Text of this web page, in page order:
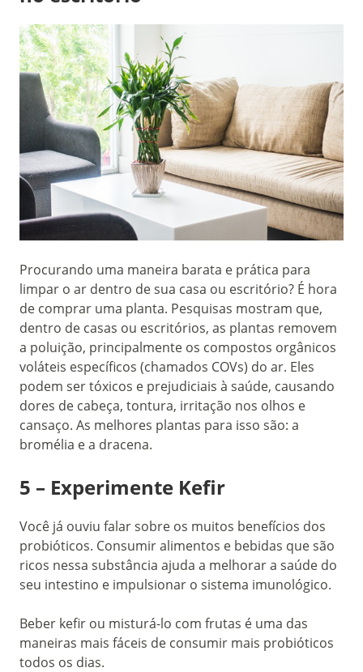
Procurando uma maneira barata e prática para
limpar o ar dentro de sua casa ou escritório? É hora
de comprar uma planta. Pesquisas mostram que,
dentro de casas ou escritórios, as plantas removem
a poluição, principalmente os compostos orgânicos
voláteis específicos (chamados COVs) do ar. Eles
podem ser tóxicos e prejudiciais à saúde, causando
dores de cabeça, tontura, irritação nos olhos e
cansaço. As melhores plantas para isso são: a
bromélia e a dracena.
5 – Experimente Kefir
Você já ouviu falar sobre os muitos benefícios dos
probióticos. Consumir alimentos e bebidas que são
ricos nessa substância ajuda a melhorar a saúde do
seu intestino e impulsionar o sistema imunológico.
Beber kefir ou misturá-lo com frutas é uma das
maneiras mais fáceis de consumir mais probióticos
todos os dias.